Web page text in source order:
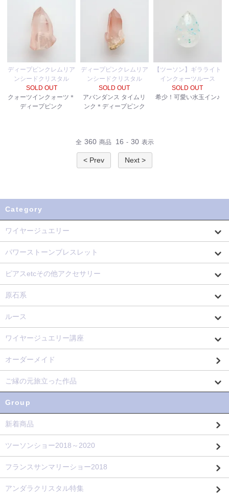
ディープピンクレムリア
ンシードクリスタル
SOLD OUT
クォーツインクォーツ＊
ディープピンク
ディープピンクレムリア
ンシードクリスタル
SOLD OUT
アバンダンス タイムリ
ンク＊ディープピンク
【ツーソン】ギラライト
インクォーツルース
SOLD OUT
希少！可愛い水玉イン♪
全 360 商品 16 - 30 表示
< Prev Next >
Category
ワイヤージュエリー
パワーストーンブレスレット
ピアスetcその他アクセサリー
原石系
ルース
ワイヤージュエリー講座
オーダーメイド
ご縁の元旅立った作品
Group
新着商品
ツーソンショー2018～2020
フランスサンマリーショー2018
アンダラクリスタル特集